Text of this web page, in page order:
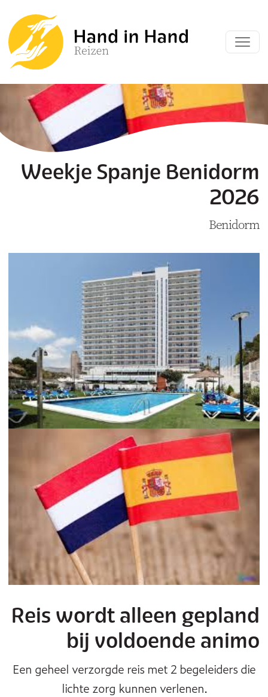
Weekje Spanje Benidorm
2026
Benidorm
Reis wordt alleen gepland
bij voldoende animo
Een geheel verzorgde reis met 2 begeleiders die
lichte zorg kunnen verlenen.